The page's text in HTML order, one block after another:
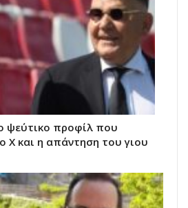
ψεύτικο προφίλ που
X και η απάντηση του γιου